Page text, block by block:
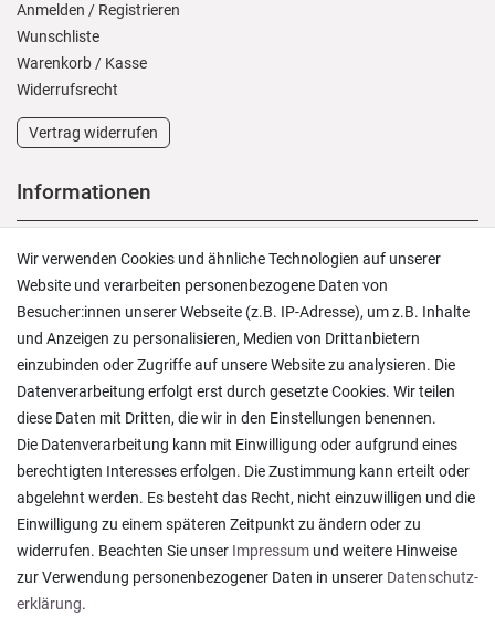
Anmelden / Registrieren
Wunschliste
Warenkorb / Kasse
Widerrufs­recht
Vertrag widerrufen
Informationen
Versand und Zahlung
Rücksendungen
Lieferung in die Schweiz
Pflegesymbole
Lagerverkauf
Ratgeber & News
Ein einfach toller Service - prompte Lieferung und
sogar mit Pflegehinweis!
Datum der Veröffentlichung: 05.08.2026
Datum der Kauferfahrung: 29.07.2026
Wir verwenden Cookies und ähnliche Technologien auf unserer
Website und verarbeiten personenbezogene Daten von
Besucher:innen unserer Webseite (z.B. IP-Adresse), um z.B. Inhalte
und Anzeigen zu personalisieren, Medien von Drittanbietern
einzubinden oder Zugriffe auf unsere Website zu analysieren. Die
Datenverarbeitung erfolgt erst durch gesetzte Cookies. Wir teilen
diese Daten mit Dritten, die wir in den Einstellungen benennen.
Die Datenverarbeitung kann mit Einwilligung oder aufgrund eines
berechtigten Interesses erfolgen. Die Zustimmung kann erteilt oder
abgelehnt werden. Es besteht das Recht, nicht einzuwilligen und die
Einwilligung zu einem späteren Zeitpunkt zu ändern oder zu
widerrufen. Beachten Sie unser Impressum und weitere Hinweise
zur Verwendung personenbezogener Daten in unserer Daten­schutz­
erklärung.